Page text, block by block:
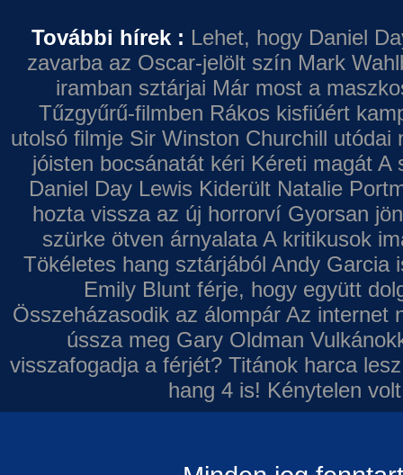
További hírek : Lehet, hogy Daniel
zavarba az Oscar-jelölt szín Mark
iramban sztárjai Már most a
Tűzgyűrű-filmben Rákos kisfiúért
utolsó filmje Sir Winston Churchill utódai
jóisten bocsánatát kéri Kéreti magát A
Daniel Day Lewis Kiderült Natalie
hozta vissza az új horrorví Gyorsan
szürke ötven árnyalata A kritikusok
Tökéletes hang sztárjából Andy Garcia
Emily Blunt férje, hogy együtt
Összeházasodik az álompár Az internet
ússza meg Gary Oldman
visszafogadja a férjét? Titánok harca
hang 4 is! Kénytelen